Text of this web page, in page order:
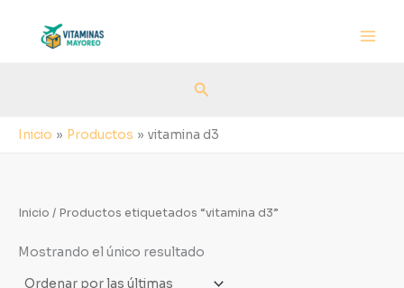
contenido
Buscar
Inicio Productos vitamina d3
Inicio / Productos etiquetados “vitamina d3”
Mostrando el único resultado